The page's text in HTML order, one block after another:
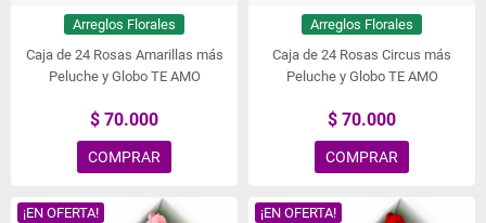
Arreglos Florales
Caja de 24 Rosas Amarillas más
Peluche y Globo TE AMO
$ 70.000
COMPRAR
Arreglos Florales
Caja de 24 Rosas Circus más
Peluche y Globo TE AMO
$ 70.000
COMPRAR
¡EN OFERTA! ¡EN OFERTA!